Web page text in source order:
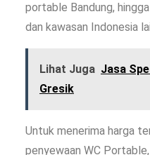
portable Bandung,
dan kawasan Indonesia
Lihat Juga Jasa
Gresik
Untuk menerima harga
penyewaan WC